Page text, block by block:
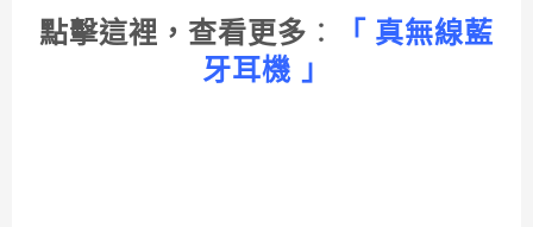
點擊這裡，查看更多 ：
「 真無線藍
牙耳機 」